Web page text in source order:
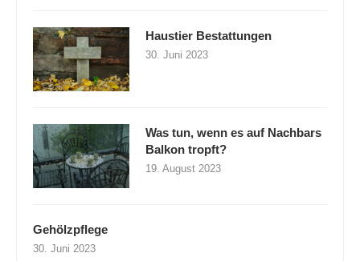
Haustier Bestattungen
30. Juni 2023
Was tun, wenn es auf Nachbars
Balkon tropft?
19. August 2023
Gehölzpflege
30. Juni 2023